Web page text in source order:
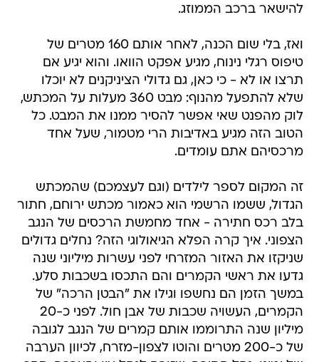
להישאר ברכב הממוזג.
ואז, בלי שום הכנה, לאחר אותם 160 מטרים של
טיפוס רגלי נינוח, מגיע אפקט הוואו. והוא יגיע אם
תרצו או לא - כי כאן, גם גדולי הציניקנים לא יוכלו
שלא להתפעל מהנוף: מבט 360 מעלות על המכתש,
לוק מהפנט שאי אפשר להסיר ממנו את המבט. כל
הטוב הזה מגיע באדיבות הרי מטמור, שעל אחד
מרכסיהם אתם עומדים.
זה המקום לספר לילדים (וגם לעצמכם) שהמכתש
הגדול, ששמו הרשמי הוא כאמור מכתש ירוחם, חתור
בלב רכס חתירה - אחד מחמשת הרכסים של הנגב
הצפוני. איך קרה הפלא הגיאולוגי הזה? נחלים גדולים
שניקזו את האזור המזרחי לפני עשרות מיליוני שנה
גדעו את ראשי הקמרים והם התכסו בשכבות סלע.
במשך הזמן הם נחשפו וגילו את "הבטן הרכה" של
הקמרים, העשויה שכבות של אבן חול. לפני כ-20
מיליון שנה התרוממו אותם קמרים של הנגב לגובה
של כ-200 מטרים והוטו לצפון-מזרח, לכיוון הערבה